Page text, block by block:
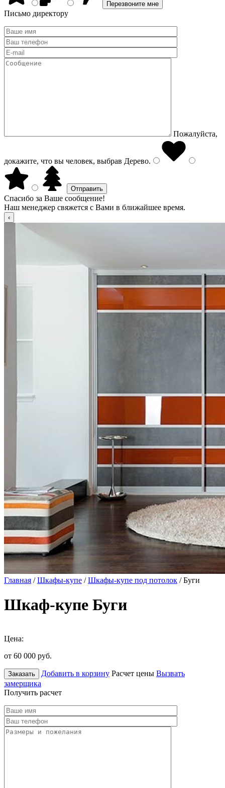
Письмо директору
Пожалуйста,
докажите, что вы человек, выбрав Дерево.
Спасибо за Ваше сообщение!
Наш менеджер свяжется с Вами в ближайшее время.
Главная /Шкафы-купе /Шкафы-купе под потолок / Буги
Шкаф-купе Буги
Цена:
от 60 000 руб.
Заказать Добавить в корзину Расчет цены Вызвать
замерщика
Получить расчет